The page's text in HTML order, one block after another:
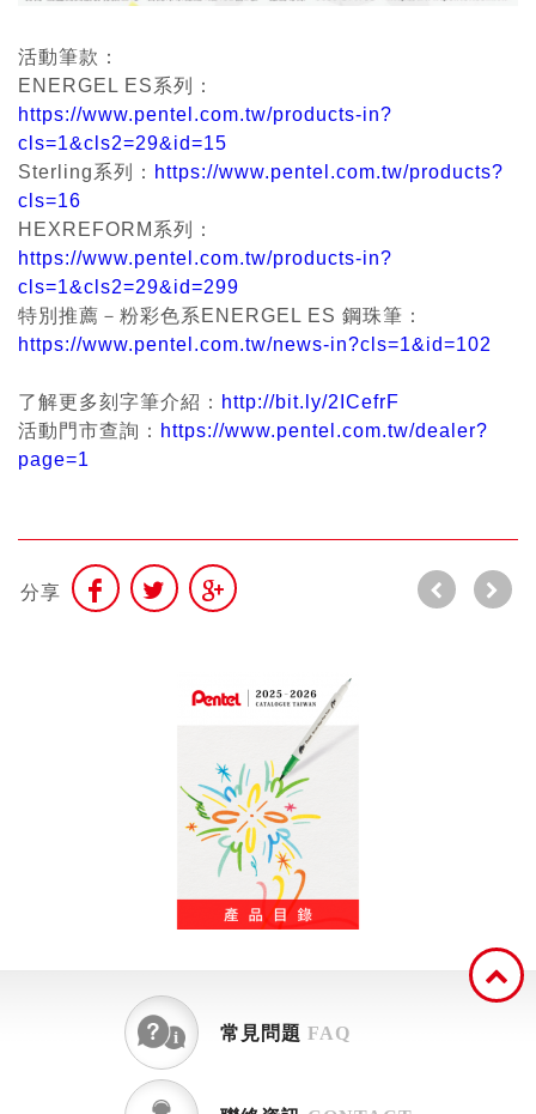
活動筆款：
ENERGEL ES系列：
https://www.pentel.com.tw/products-in?
cls=1&cls2=29&id=15
Sterling系列： https://www.pentel.com.tw/products?
cls=16
HEXREFORM系列：
https://www.pentel.com.tw/products-in?
cls=1&cls2=29&id=299
特別推薦－粉彩色系ENERGEL ES 鋼珠筆：
https://www.pentel.com.tw/news-in?cls=1&id=102
了解更多刻字筆介紹： http://bit.ly/2ICefrF
活動門市查詢： https://www.pentel.com.tw/dealer?
page=1
分享
常見問題 FAQ